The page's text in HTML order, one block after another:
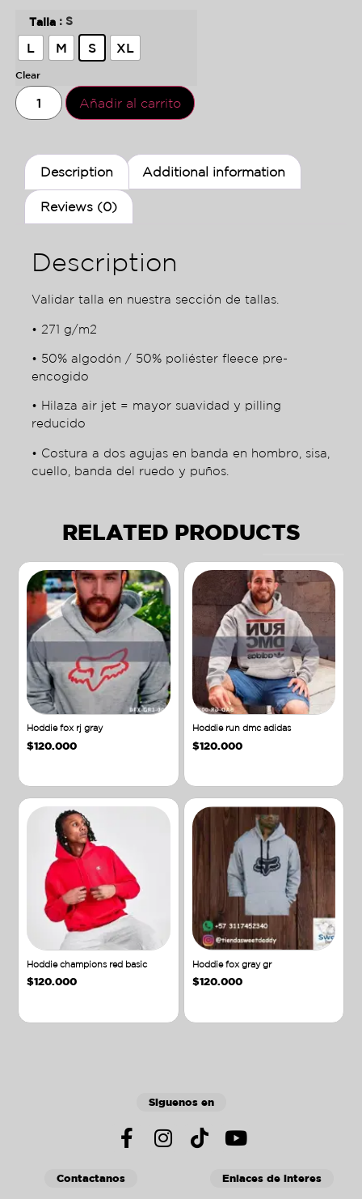
Talla : S
L M S XL
Clear
Añadir al carrito
Description Additional information
Reviews (0)
Description
Validar talla en nuestra sección de tallas.
• 271 g/m2
• 50% algodón / 50% poliéster fleece pre-
encogido
• Hilaza air jet = mayor suavidad y pilling
reducido
• Costura a dos agujas en banda en hombro, sisa,
cuello, banda del ruedo y puños.
RELATED PRODUCTS
Hoddie fox rj gray
$120.000
Hoddie run dmc adidas
$120.000
Hoddie champions red basic
$120.000
Hoddie fox gray gr
$120.000
Siguenos en
Contactanos Enlaces de interes